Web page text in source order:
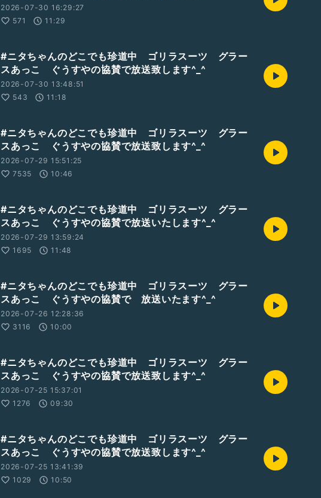
2026-07-30 16:29:27
571
11:29
#ニタちゃんのどこでも珍道中 ゴリラスーツ グラー
スあっこ ぐうすやの協賛で放送致します^_^
2026-07-30 13:48:51
543
11:18
#ニタちゃんのどこでも珍道中 ゴリラスーツ グラー
スあっこ ぐうすやの協賛で放送致します^_^
2026-07-29 15:51:25
7535
10:46
#ニタちゃんのどこでも珍道中 ゴリラスーツ グラー
スあっこ ぐうすやの協賛で放送いたします^_^
2026-07-29 13:59:24
1695
11:48
#ニタちゃんのどこでも珍道中 ゴリラスーツ グラー
スあっこ ぐうすやの協賛で 放送いたます^_^
2026-07-26 12:28:36
3116
10:00
#ニタちゃんのどこでも珍道中 ゴリラスーツ グラー
スあっこ ぐうすやの協賛で放送致します^_^
2026-07-25 15:37:01
1276
09:30
#ニタちゃんのどこでも珍道中 ゴリラスーツ グラー
スあっこ ぐうすやの協賛で放送致します^_^
2026-07-25 13:41:39
1029
10:50